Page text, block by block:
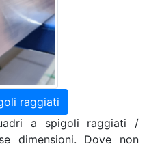
raggiati
a spigoli raggiati /
dimensioni. Dove non